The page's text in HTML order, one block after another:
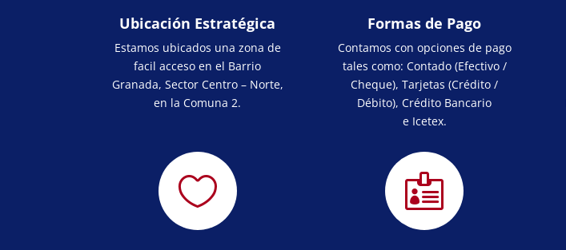
Ubicación Estratégica
Estamos ubicados una zona de
facil acceso en el Barrio
Granada, Sector Centro – Norte,
en la Comuna 2.
Formas de Pago
Contamos con opciones de pago
tales como: Contado (Efectivo /
Cheque),Tarjetas (Crédito /
Débito),Crédito Bancario
e Icetex.
 